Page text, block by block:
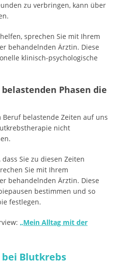
zu verbringen, kann über
sprechen Sie mit Ihrem
behandelnden Ärztin. Diese
klinisch-psychologische
Phasen die
belastende Zeiten auf uns
nicht
Sie zu diesen Zeiten
Sie mit Ihrem
behandelnden Ärztin. Diese
bestimmen und so
festlegen.
„Mein Alltag mit der
Blutkrebs